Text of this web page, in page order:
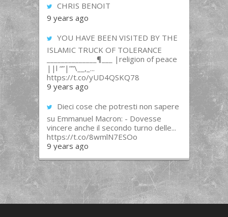
CHRIS BENOIT
9 years ago
YOU HAVE BEEN VISITED BY THE
ISLAMIC TRUCK OF TOLERANCE
______________¶___ |religion of peace
||l “”|””\__,_...
https://t.co/yUD4QSKQ78
9 years ago
Dieci cose che potresti non sapere
su Emmanuel Macron: - Dovesse
vincere anche il secondo turno delle...
https://t.co/8wmlN7ESOo
9 years ago